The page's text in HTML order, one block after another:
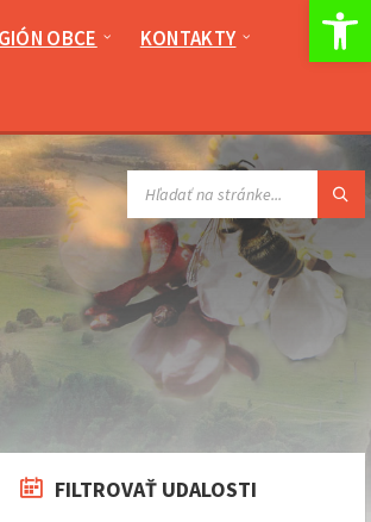
OBCE KONTAKTY
VYHĽADÁVANIE:
FILTROVAŤ UDALOSTI